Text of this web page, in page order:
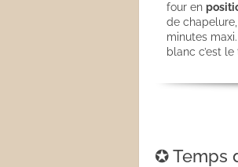
four en
de
minutes
blanc c’est le
✪ Temps